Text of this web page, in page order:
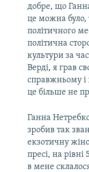
добре, що
це можна було,
політичного
політична
культури за
Верді, я грав
справжньому і
це більше не
Ганна
зробив так
екзотичну
пресі, на
в мене